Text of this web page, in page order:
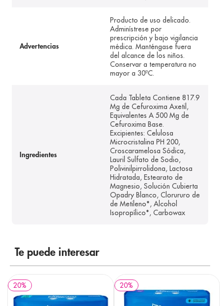
Advertencias
Producto de uso delicado.
Adminístrese por
prescripción y bajo vigilancia
médica. Manténgase fuera
del alcance de los niños.
Conservar a temperatura no
mayor a 30ºC.
Ingredientes
Cada Tableta Contiene 817.9
Mg de Cefuroxima Axetil,
Equivalentes A 500 Mg de
Cefuroxima Base.
Excipientes: Celulosa
Microcristalina PH 200,
Croscaramelosa Sódica,
Lauril Sulfato de Sodio,
Polivinilpirrolidona, Lactosa
Hidratada, Estearato de
Magnesio, Solución Cubierta
Opadry Blanco, Clorururo de
de Metileno*, Alcohol
Isopropílico*, Carbowax
Te puede interesar
20% 20%